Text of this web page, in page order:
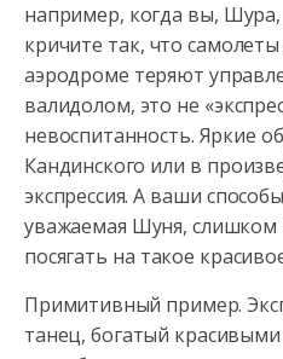
например, когда вы,
кричите так, что
аэродроме теряют
валидолом, это не
невоспитанность. Яркие
Кандинского или в
экспрессия. А ваши
уважаемая Шуня, слишком
посягать на такое
Примитивный пример.
танец, богатый